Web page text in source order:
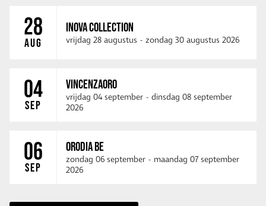
28
AUG
INOVA COLLECTION
vrijdag 28 augustus - zondag 30 augustus 2026
04
SEP
VINCENZAORO
vrijdag 04 september - dinsdag 08 september
2026
06
SEP
ORODIA BE
zondag 06 september - maandag 07 september
2026